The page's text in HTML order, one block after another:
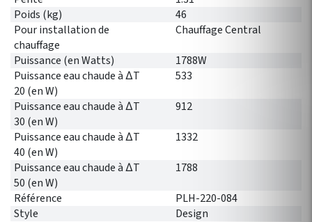
Poids (kg)
46
Pour installation de
chauffage
Chauffage Central
Puissance (en Watts)
1788W
Puissance eau chaude à ∆T
20 (en W)
533
Puissance eau chaude à ∆T
30 (en W)
912
Puissance eau chaude à ∆T
40 (en W)
1332
Puissance eau chaude à ∆T
50 (en W)
1788
Référence
PLH-220-084
Style
Design